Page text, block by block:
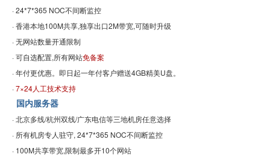
· 24*7*365 NOC不间断监控
· 香港本地100M共享,独享出口2M带宽,可随时升级
· 无网站数量开通限制
· 可自选配置,所有网站免备案
· 年付更优惠。即日起一年付客户赠送4GB精美U盘。
·7×24人工技术支持
国内服务器
· 北京多线/杭州双线/广东电信等三地机房任意选择
· 所有机房专人驻守, 24*7*365 NOC不间断监控
· 100M共享带宽,限制最多开10个网站